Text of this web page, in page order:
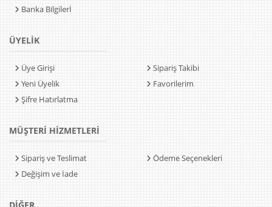
Banka Bilgilerİ
ÜYELİK
Üye Girişi
Yeni Üyelik
Şifre Hatırlatma
Sipariş Takibi
Favorilerim
MÜŞTERİ HİZMETLERİ
Sipariş ve Teslimat
Değişim ve İade
Ödeme Seçenekleri